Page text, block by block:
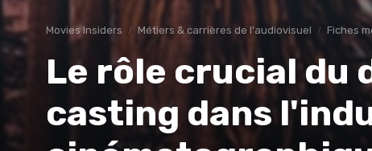
Movies Insiders Métiers & carrières de l'audiovisuel Fiches
Le rôle crucial du
casting dans